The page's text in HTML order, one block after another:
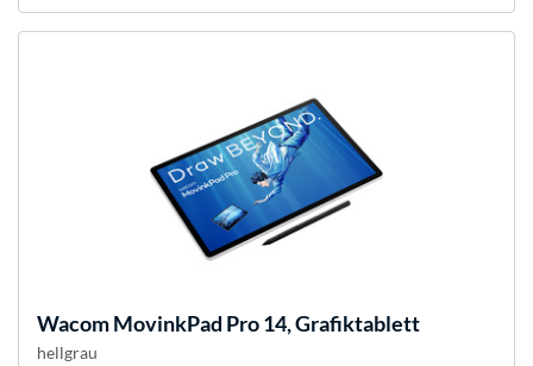
WacomMovinkPad Pro 14, Grafiktablett
hellgrau